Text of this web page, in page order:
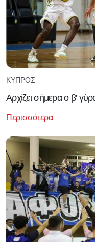
ΚΎΠΡΟΣ
Aρχίζει σήμερα ο β'
Περισσότερα